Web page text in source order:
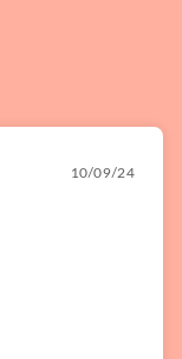
10/09/24